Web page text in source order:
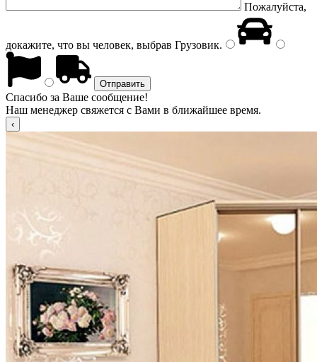
Пожалуйста,
докажите, что вы человек, выбрав Грузовик.
Спасибо за Ваше сообщение!
Наш менеджер свяжется с Вами в ближайшее время.